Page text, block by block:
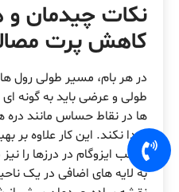
نکات چیدمان و
کاهش پرت
در هر بام، مسیر طولی رول
طولی و عرضی باید به گونه
ها در نقاط حساس مانند
پیدا نکند. این کار علاوه بر
چسب ایزوگام در درزها را نیز
به لایه های اضافی در یک